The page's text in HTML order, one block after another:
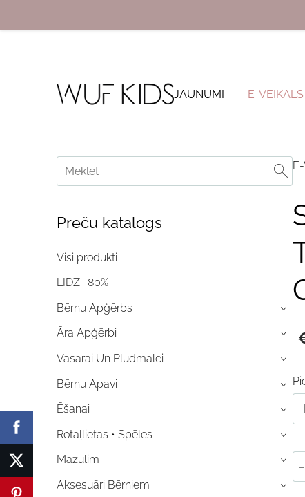
JAUNUMI E-VEIKALS
Preču katalogs
Visi produkti
LĪDZ -80%
Bērnu Apģērbs
›
Āra Apģērbi ›
Vasarai Un Pludmalei ›
Bērnu Apavi ›
Ēšanai ›
Rotaļlietas • Spēles ›
Mazulim ›
Aksesuāri Bērniem ›
-